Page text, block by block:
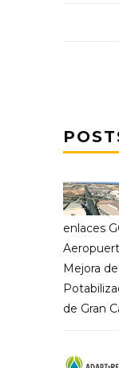
enlaces
Mejora
de Gran